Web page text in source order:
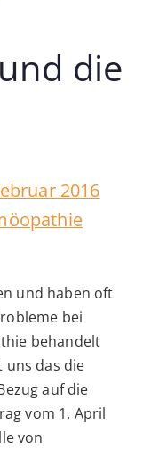
die
2016
und haben oft
bei
behandelt
uns das die
auf die
vom 1. April
von